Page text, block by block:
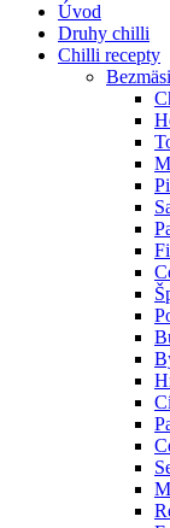
Úvod
Druhy chilli
Chilli recepty